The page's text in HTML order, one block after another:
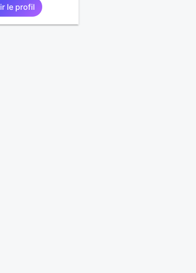
! Recherche une
le profil